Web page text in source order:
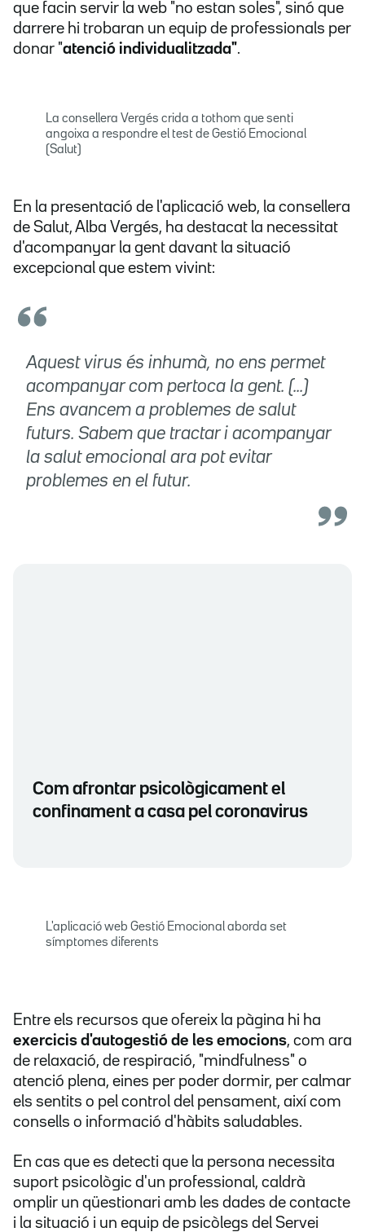
que facin servir la web "no estan soles", sinó que
darrere hi trobaran un equip de professionals per
donar "atenció individualitzada".
La consellera Vergés crida a tothom que senti
angoixa a respondre el test de Gestió Emocional
(Salut)
En la presentació de l'aplicació web, la consellera
de Salut, Alba Vergés, ha destacat la necessitat
d'acompanyar la gent davant la situació
excepcional que estem vivint:
Aquest virus és inhumà, no ens permet
acompanyar com pertoca la gent. (...)
Ens avancem a problemes de salut
futurs. Sabem que tractar i acompanyar
la salut emocional ara pot evitar
problemes en el futur.
Com afrontar psicològicament el
confinament a casa pel coronavirus
L'aplicació web Gestió Emocional aborda set
símptomes diferents
Entre els recursos que ofereix la pàgina hi ha
exercicis d'autogestió de les emocions, com ara
de relaxació, de respiració, "mindfulness" o
atenció plena, eines per poder dormir, per calmar
els sentits o pel control del pensament, així com
consells o informació d'hàbits saludables.
En cas que es detecti que la persona necessita
suport psicològic d'un professional, caldrà
omplir un qüestionari amb les dades de contacte
i la situació i un equip de psicòlegs del Servei